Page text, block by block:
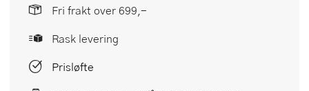
Fri frakt over 699,-
Rask levering
Prisløfte